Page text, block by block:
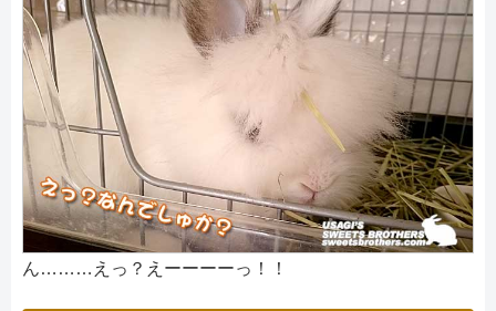
ん………えっ？えーーーーっ！！